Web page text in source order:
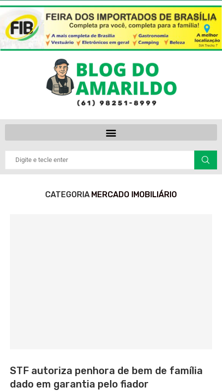
CATEGORIA MERCADO IMOBILIÁRIO
STF autoriza penhora de bem de família
dado em garantia pelo fiador